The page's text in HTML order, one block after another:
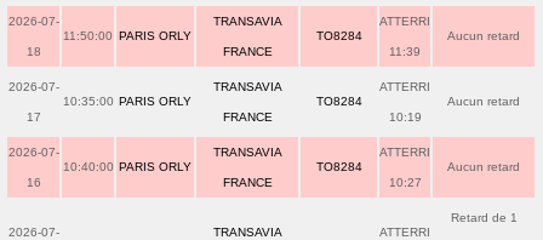
2026-07-
18
11:50:00 PARIS ORLY
TRANSAVIA
FRANCE
TO8284
ATTERRI
11:39
Aucun retard
2026-07-
17
10:35:00 PARIS ORLY
TRANSAVIA
FRANCE
TO8284
ATTERRI
10:19
Aucun retard
2026-07-
16
10:40:00 PARIS ORLY
TRANSAVIA
FRANCE
TO8284
ATTERRI
10:27
Aucun retard
2026-07- TRANSAVIA ATTERRI
Retard de 1